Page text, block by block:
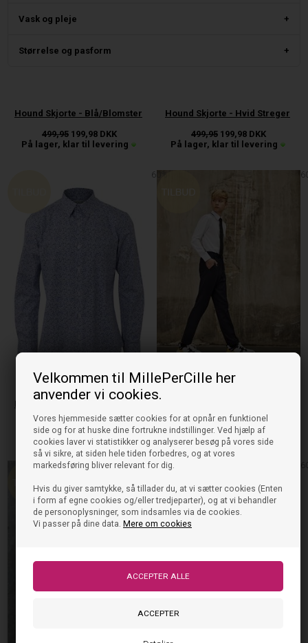
Velkommen til MillePerCille her
anvender vi cookies.
Vores hjemmeside sætter cookies for at opnår en funktionel
side og for at huske dine fortrukne indstillinger. Ved hjælp af
cookies laver vi statistikker og analyserer besøg på vores side
så vi sikre, at siden hele tiden forbedres, og at vores
markedsføring bliver relevant for dig.
Hvis du giver samtykke, så tillader du, at vi sætter cookies (Enten
i form af egne cookies og/eller tredjeparter), og at vi behandler
de personoplysninger, som indsamles via de cookies.
Vi passer på dine data. Mere om cookies
Vask og pleje
Størrelse og pasform
Hound Skjorte - Blå/Blomster
499,95 199,98 DKK
På lager, klar til levering
60%
Hound Skjorte - Hvid Streger
499,95 199,98 DKK
På lager, klar til levering
Hound Skjorte - All Over Print
499,95 199,98 DKK
På lager, klar til levering
60%
500,00 200,00 DKK
På lager, klar til levering